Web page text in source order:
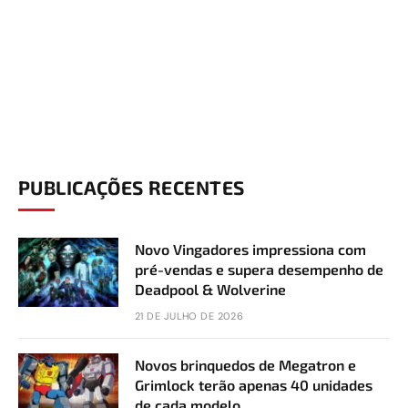
PUBLICAÇÕES RECENTES
Novo Vingadores impressiona com
pré-vendas e supera desempenho de
Deadpool & Wolverine
21 DE JULHO DE 2026
Novos brinquedos de Megatron e
Grimlock terão apenas 40 unidades